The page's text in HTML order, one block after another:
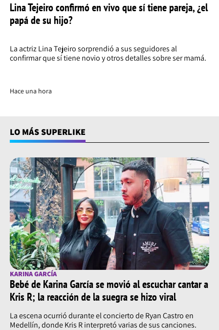
Lina Tejeiro confirmó en vivo que sí tiene pareja, ¿el
papá de su hijo?
La actriz Lina Tejeiro sorprendió a sus seguidores al
confirmar que sí tiene novio y otros detalles sobre ser mamá.
Hace una hora
LO MÁS SUPERLIKE
KARINA GARCÍA
Bebé de Karina García se movió al escuchar cantar a
Kris R; la reacción de la suegra se hizo viral
La escena ocurrió durante el concierto de Ryan Castro en
Medellín, donde Kris R interpretó varias de sus canciones.